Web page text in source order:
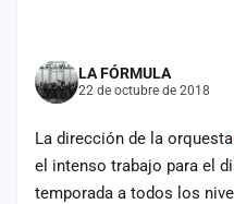
LA FÓRMULA
22 de octubre de 2018
La dirección de la orquesta
el intenso trabajo para el
temporada a todos los
Anuncios
Iniciar
sesión